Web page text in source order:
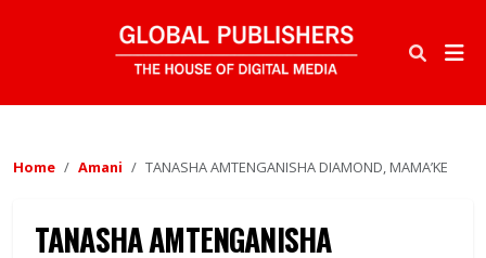
Home Amani TANASHA AMTENGANISHA DIAMOND, MAMA’KE
TANASHA AMTENGANISHA